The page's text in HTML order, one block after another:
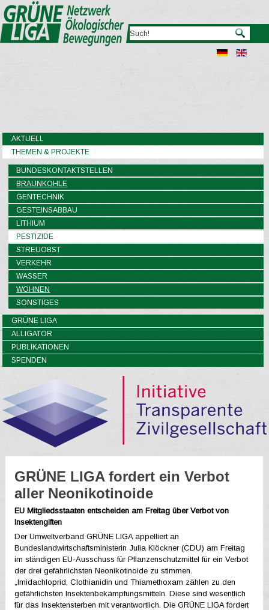
AKTUELL
THEMEN & PROJEKTE
BUNDESKONTAKTSTELLEN
BRAUNKOHLE
GENTECHNIK
GESTEINSABBAU
LITHIUM
PESTIZIDE
STREUOBST
VERKEHR
WASSER
WOHNEN
SONSTIGES
GRÜNE LIGA
ALLIGATOR
PUBLIKATIONEN
SPENDEN
GRÜNE LIGA fordert ein Verbot
aller Neonikotinoide
EU Mitgliedsstaaten entscheiden am Freitag über Verbot von
Insektengiften
Der Umweltverband GRÜNE LIGA appelliert an
Bundeslandwirtschaftsministerin Julia Klöckner (CDU) am Freitag
im ständigen EU-Ausschuss für Pflanzenschutzmittel für ein Verbot
der drei gefährlichsten Neonikotinoide zu stimmen.
„Imidachloprid, Clothianidin und Thiamethoxam zählen zu den
gefährlichsten Insektenbekämpfungsmitteln. Diese sind wesentlich
für das Insektensterben mit verantwortlich. Die GRÜNE LIGA fordert